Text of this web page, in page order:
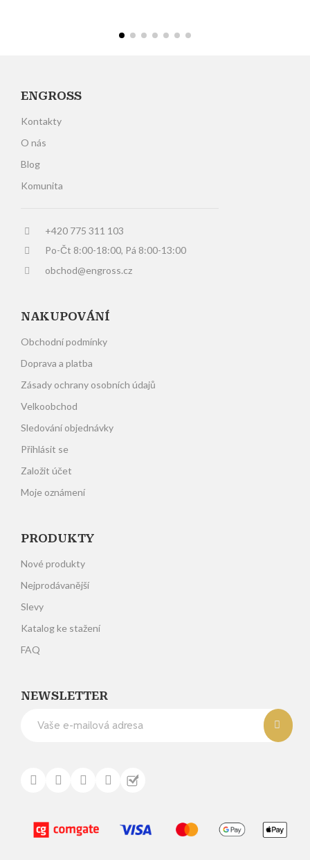
ENGROSS
Kontakty
O nás
Blog
Komunita
+420 775 311 103
Po-Čt 8:00-18:00, Pá 8:00-13:00
obchod@engross.cz
NAKUPOVÁNÍ
Obchodní podmínky
Doprava a platba
Zásady ochrany osobních údajů
Velkoobchod
Sledování objednávky
Přihlásit se
Založit účet
Moje oznámení
PRODUKTY
Nové produkty
Nejprodávanější
Slevy
Katalog ke stažení
FAQ
NEWSLETTER